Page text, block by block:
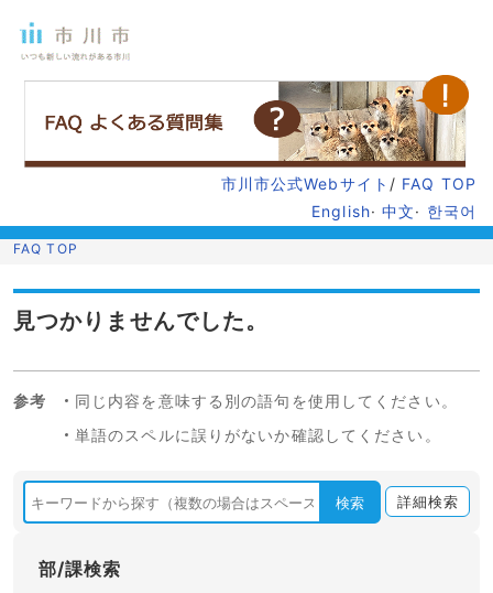
市川市公式Webサイト / FAQ TOP
English·中文· 한국어
FAQ TOP
見つかりませんでした。
参考
同じ内容を意味する別の語句を使用してください。
単語のスペルに誤りがないか確認してください。
検索 詳細検索
部/課検索